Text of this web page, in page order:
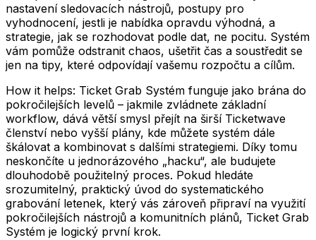
nastavení sledovacích nástrojů, postupy pro
vyhodnocení, jestli je nabídka opravdu výhodná, a
strategie, jak se rozhodovat podle dat, ne pocitu. Systém
vám pomůže odstranit chaos, ušetřit čas a soustředit se
jen na tipy, které odpovídají vašemu rozpočtu a cílům.
How it helps: Ticket Grab Systém funguje jako brána do
pokročilejších levelů – jakmile zvládnete základní
workflow, dává větší smysl přejít na širší Ticketwave
členství nebo vyšší plány, kde můžete systém dále
škálovat a kombinovat s dalšími strategiemi. Díky tomu
neskončíte u jednorázového „hacku“, ale budujete
dlouhodobě použitelný proces. Pokud hledáte
srozumitelný, praktický úvod do systematického
grabování letenek, který vás zároveň připraví na využití
pokročilejších nástrojů a komunitních plánů, Ticket Grab
Systém je logický první krok.